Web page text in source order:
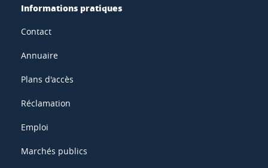
Informations pratiques
Contact
Annuaire
Plans d'accès
Réclamation
Emploi
Marchés publics